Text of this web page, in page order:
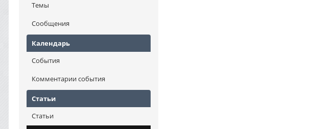
Темы
Сообщения
Календарь
События
Комментарии события
Статьи
Статьи